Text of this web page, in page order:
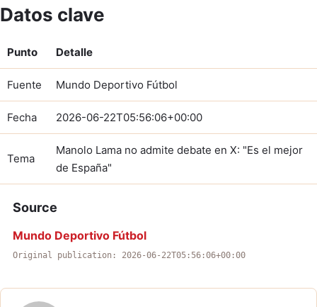
Datos clave
Punto Detalle
Fuente Mundo Deportivo Fútbol
Fecha 2026-06-22T05:56:06+00:00
Tema
Manolo Lama no admite debate en X: "Es el mejor
de España"
Source
Mundo Deportivo Fútbol
Original publication: 2026-06-22T05:56:06+00:00